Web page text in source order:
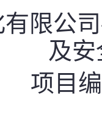
限公
及
项目